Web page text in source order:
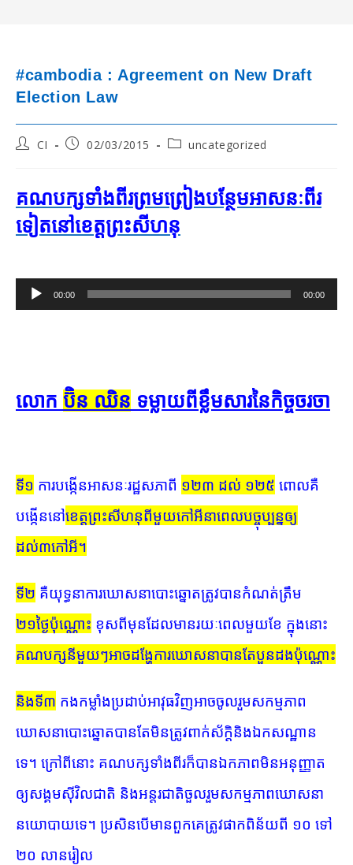
#cambodia : Agreement on New Draft
Election Law
PostCI
Post02/03/2015
Postuncategorized
គណបក្ស​ទាំង​ពីរ​ព្រមព្រៀង​បន្ថែម​អាសនៈ​ពីរ​
ទៀត​នៅ​ខេត្ត​ព្រះសីហនុ​​
Audio
Player
00:00 00:00
លោក​ ប៊ិន ឈិន ​​ ទម្លាយ​​ពី​​ខ្លឹមសារ​​នៃ​​កិច្ច​​ចរចា​​
ទី១ ការបង្កើន​អាសនៈ​រដ្ឋសភា​ពី ១២៣ ដល់ ១២៥ ពោលគឺ​
បង្កើន​នៅ​ខេត្ត​ព្រះសីហនុ​ពីមួយ​កៅអី​នាពេល​បច្ចុប្បន្ន​ឲ្យ​
ដល់៣កៅអី។
ទី២ គឺ​យុទ្ធនាការ​ឃោសនា​បោះឆ្នោត​ត្រូវ​បាន​កំណត់​ត្រឹម
២១ថ្ងៃ​ប៉ុណ្ណោះ ខុស​ពីមុន​ដែល​មាន​រយៈពេល​មួយខែ ក្នុងនោះ​
គណបក្ស​នីមួយៗអាច​ដង្ហែ​ការឃោសនា​បានតែ​បួន​ដង​ប៉ុណ្ណោះ
និង​ទី៣ កងកម្លាំងប្រដាប់អាវុធ​វិញ​អាច​ចូលរួម​សកម្មភាព​
ឃោសនាបោះឆ្នោត​បានតែ​មិនត្រូវ​ពាក់​ស័ក្តិ​និង​ឯកសណ្ឋាន​
ទេ។ ក្រៅពីនោះ គណបក្ស​ទាំងពីរ​ក៏បាន​ឯកភាព​មិន​អនុញ្ញាត​
ឲ្យ​សង្គម​ស៊ីវិល​ជាតិ និង​អន្តរជាតិ​ចួល​រួម​សកម្មភាព​ឃោសនា​
នយោបាយ​ទេ។ ប្រសិនបើ​មាន​ពួកគេ​ត្រូវ​ផាកពិន័យ​ពី ១០ ទៅ
២០ លាន​រៀល